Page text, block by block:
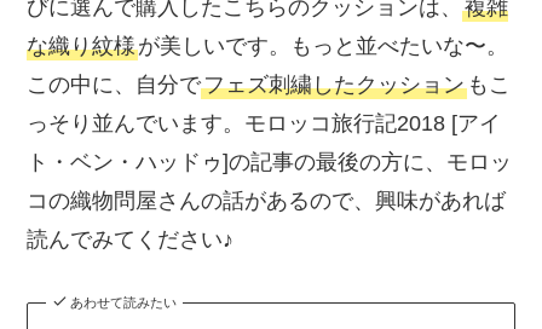
びに選んで購入したこちらのクッションは、複雑
な織り紋様が美しいです。もっと並べたいな〜。
この中に、自分でフェズ刺繍したクッション もこ
っそり並んでいます。モロッコ旅行記2018 [アイ
ト・ベン・ハッドゥ]の記事の最後の方に、モロッ
コの織物問屋さんの話があるので、興味があれば
読んでみてください♪
あわせて読みたい